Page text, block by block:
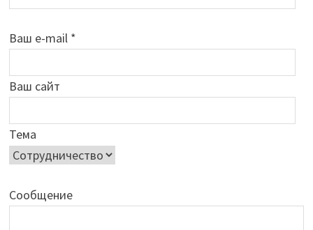
Ваш e-mail *
Ваш сайт
Тема
Сообщение